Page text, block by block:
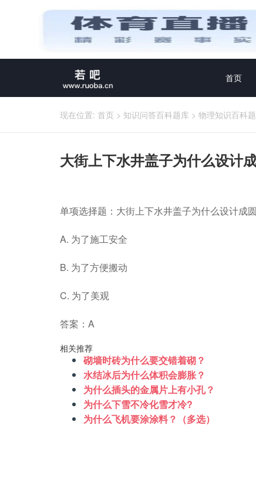
首页
现在位置: 首页 > 知识问答百科题库 > 物理知识百科
大街上下水井盖子为什么设计
单项选择题：大街上下水井盖子为什么设计成
A. 为了施工安全
B. 为了方便搬动
C. 为了美观
答案：A
相关推荐
砌墙时砖为什么要交错着砌？
水结冰后为什么体积会膨胀？
为什么插头的金属片上有小孔？
为什么下雪不冷化雪才冷?
为什么飞机要涂涂料？（多选）